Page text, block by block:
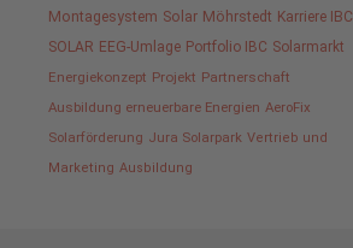
Montagesystem Solar Möhrstedt Karriere IBC
SOLAR EEG-Umlage Portfolio IBC Solarmarkt
Energiekonzept Projekt Partnerschaft
Ausbildung erneuerbare Energien AeroFix
Solarförderung Jura Solarpark Vertrieb und
Marketing Ausbildung